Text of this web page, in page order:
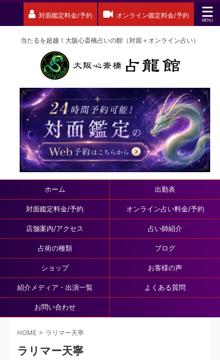
対面鑑定料金/予約 オンライン鑑定料金/予約
当たるを超越！大阪心斎橋占いの館（対面＋オンライン占い）
ホーム 出勤表
対面鑑定料金/予約 オンライン占い料金/予約
店舗案内/アクセス 占い師紹介
占術の種類 ブログ
ショップ お客様の声
紹介メディア・出演一覧 よくある質問
お問い合わせ
HOME > ラリマー天寧
ラリマー天寧